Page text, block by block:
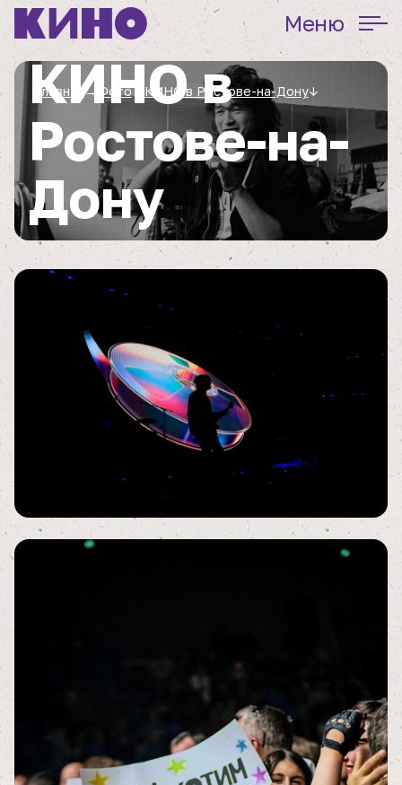
Меню
Главная→ Фото→ КИНО в Ростове-на-Дону↓
КИНО в
Ростове-на-
Дону